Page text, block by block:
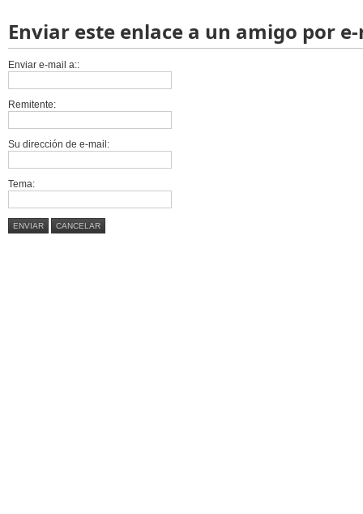
Enviar este enlace a un amigo por
Enviar e-mail a::
Remitente:
Su dirección de e-mail:
Tema:
ENVIAR CANCELAR